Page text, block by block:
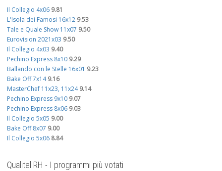
Il Collegio 4x06 9.81
L'Isola dei Famosi 16x12 9.53
Tale e Quale Show 11x07 9.50
Eurovision 2021x03 9.50
Il Collegio 4x03 9.40
Pechino Express 8x10 9.29
Ballando con le Stelle 16x01 9.23
Bake Off 7x14 9.16
MasterChef 11x23, 11x24 9.14
Pechino Express 9x10 9.07
Pechino Express 8x06 9.03
Il Collegio 5x05 9.00
Bake Off 8x07 9.00
Il Collegio 5x06 8.84
Qualitel RH - I programmi più votati